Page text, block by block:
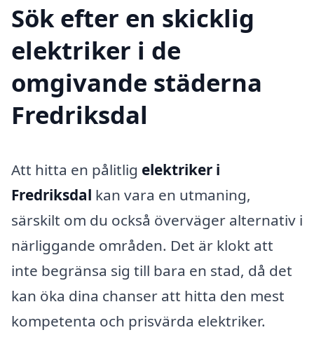
Sök efter en skicklig
elektriker i de
omgivande städerna
Fredriksdal
Att hitta en pålitlig elektriker i
Fredriksdal kan vara en utmaning,
särskilt om du också överväger alternativ i
närliggande områden. Det är klokt att
inte begränsa sig till bara en stad, då det
kan öka dina chanser att hitta den mest
kompetenta och prisvärda elektriker.